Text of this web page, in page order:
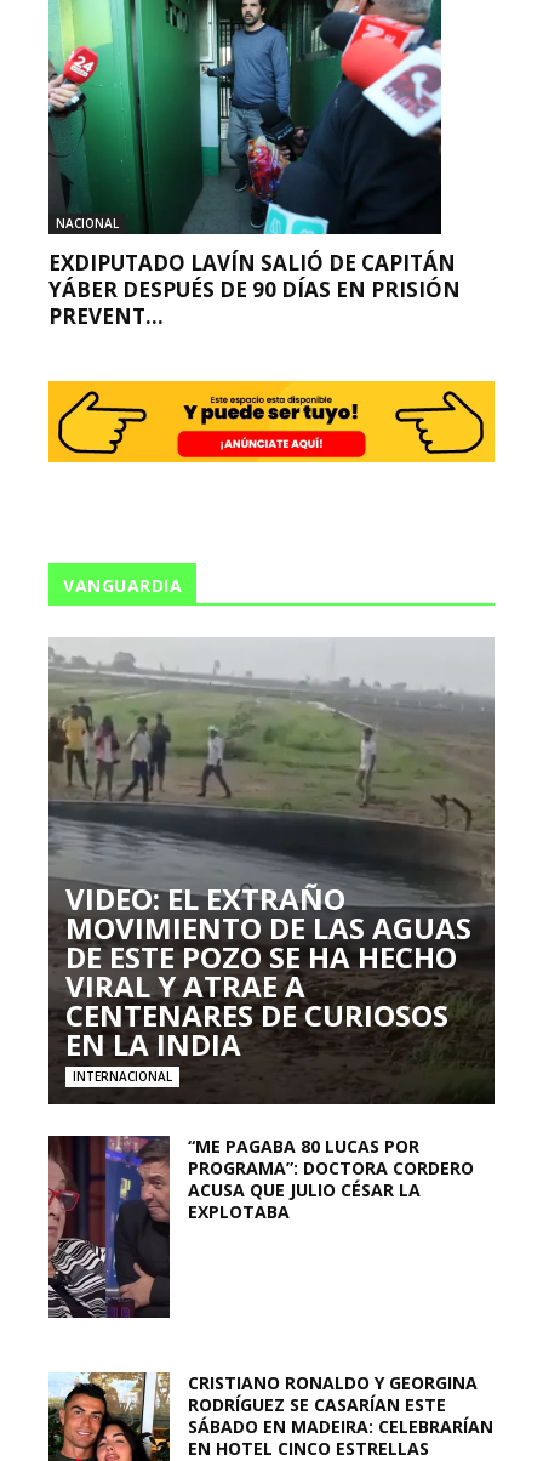
NACIONAL
EXDIPUTADO LAVÍN SALIÓ DE CAPITÁN
YÁBER DESPUÉS DE 90 DÍAS EN PRISIÓN
PREVENT...
VANGUARDIA
VIDEO: EL EXTRAÑO
MOVIMIENTO DE LAS AGUAS
DE ESTE POZO SE HA HECHO
VIRAL Y ATRAE A
CENTENARES DE CURIOSOS
EN LA INDIA
INTERNACIONAL
“ME PAGABA 80 LUCAS POR
PROGRAMA”: DOCTORA CORDERO
ACUSA QUE JULIO CÉSAR LA
EXPLOTABA
CRISTIANO RONALDO Y GEORGINA
RODRÍGUEZ SE CASARÍAN ESTE
SÁBADO EN MADEIRA: CELEBRARÍAN
EN HOTEL CINCO ESTRELLAS